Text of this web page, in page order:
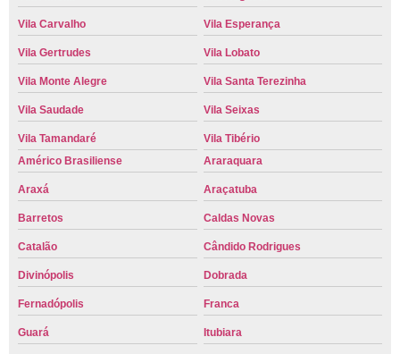
Vila Carvalho Vila Esperança
Vila Gertrudes Vila Lobato
Vila Monte Alegre Vila Santa Terezinha
Vila Saudade Vila Seixas
Vila Tamandaré
Vila Tibério
Américo Brasiliense
Araraquara
Araxá Araçatuba
Barretos Caldas Novas
Catalão Cândido Rodrigues
Divinópolis Dobrada
Fernadópolis Franca
Guará Itubiara